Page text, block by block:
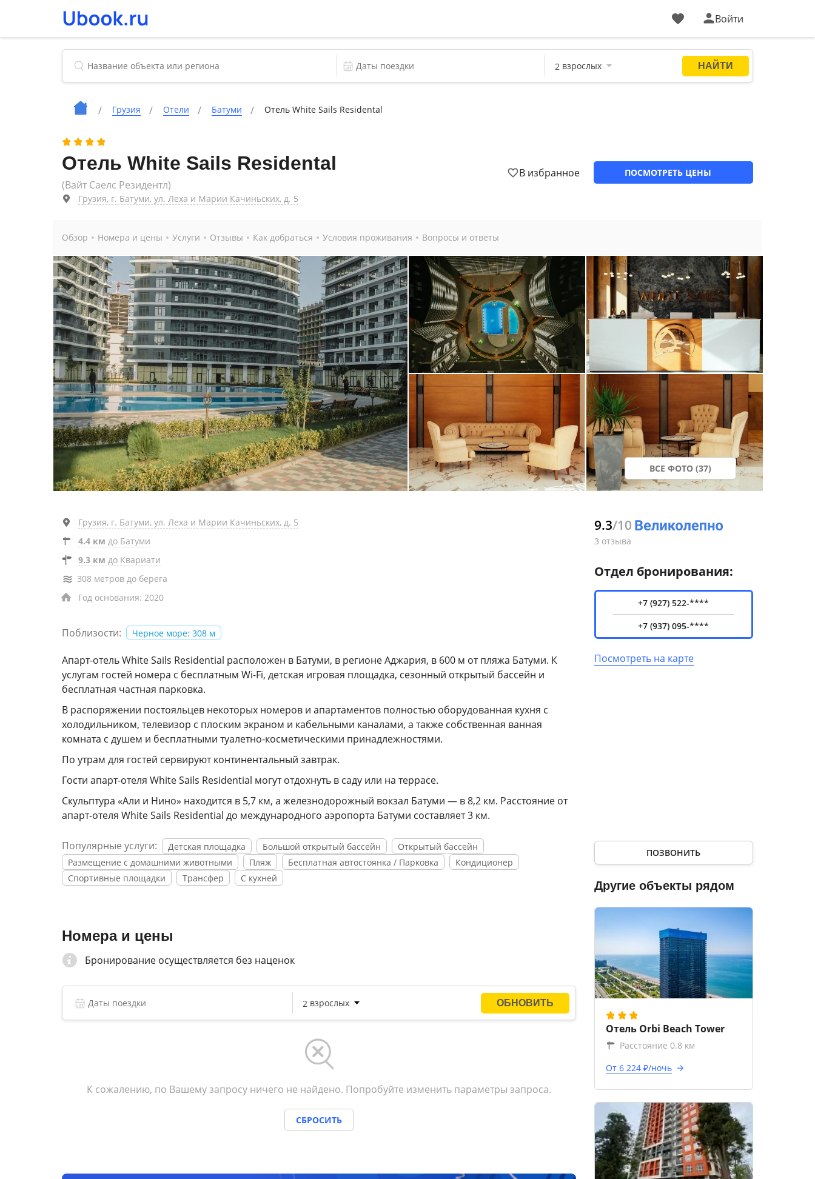
Войти
Грузия Отели Батуми Отель White Sails Residental
Отель White Sails Residental
(Вайт Саелс Резидентл)
Грузия, г. Батуми, ул. Леха и Марии Качиньских, д. 5
В избранное ПОСМОТРЕТЬ ЦЕНЫ
Обзор Номера и цены Услуги Отзывы Как добраться Условия проживания Вопросы и ответы
ВСЕ ФОТО (37)
Грузия, г. Батуми, ул. Леха и Марии Качиньских, д. 5
4.4 км до Батуми
9.3 км до Квариати
308 метров до берега
Год основания: 2020
Поблизости: Черное море: 308 м
Апарт-отель White Sails Residential расположен в Батуми, в регионе Аджария, в 600 м от пляжа Батуми. К
услугам гостей номера с бесплатным Wi-Fi, детская игровая площадка, сезонный открытый бассейн и
бесплатная частная парковка.
В распоряжении постояльцев некоторых номеров и апартаментов полностью оборудованная кухня с
холодильником, телевизор с плоским экраном и кабельными каналами, а также собственная ванная
комната с душем и бесплатными туалетно-косметическими принадлежностями.
По утрам для гостей сервируют континентальный завтрак.
Гости апарт-отеля White Sails Residential могут отдохнуть в саду или на террасе.
Скульптура «Али и Нино» находится в 5,7 км, а железнодорожный вокзал Батуми — в 8,2 км. Расстояние от
апарт-отеля White Sails Residential до международного аэропорта Батуми составляет 3 км.
Популярные услуги: Детская площадка Большой открытый бассейн
Открытый бассейн
Размещение с домашними животными
Пляж Бесплатная автостоянка / Парковка
Кондиционер
Спортивные площадки
Трансфер С кухней
Номера и цены
Бронирование осуществляется без наценок
К сожалению, по Вашему запросу ничего не найдено. Попробуйте изменить параметры запроса.
СБРОСИТЬ
9.3/10
3 отзыва
Отдел бронирования:
+7 (927) 522-****
+7 (937) 095-****
Посмотреть на карте
ПОЗВОНИТЬ
Другие объекты рядом
Отель Orbi Beach Tower
Расстояние 0.8 км
От 6 224 ₽/ночь